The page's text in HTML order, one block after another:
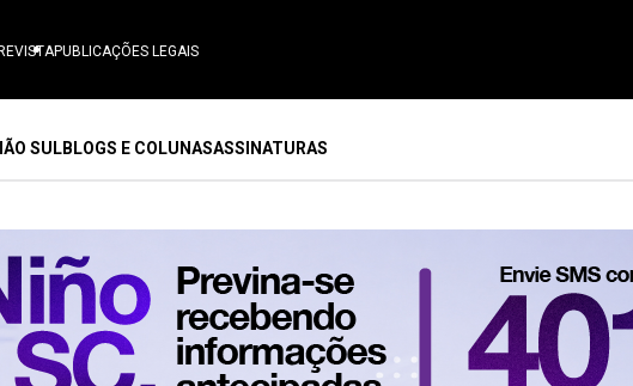
REVISTAPUBLICAÇÕES LEGAIS
SULBLOGS E COLUNASASSINATURAS